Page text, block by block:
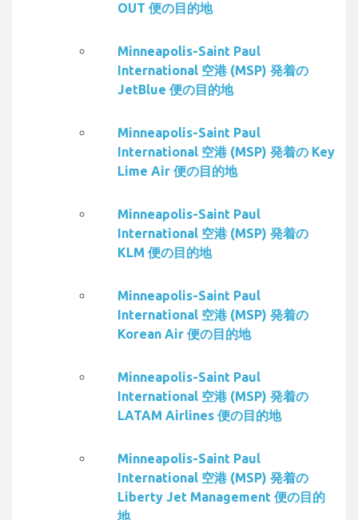
OUT 便の目的地
Minneapolis-Saint Paul
International 空港 (MSP) 発着の
JetBlue 便の目的地
Minneapolis-Saint Paul
International 空港 (MSP) 発着の Key
Lime Air 便の目的地
Minneapolis-Saint Paul
International 空港 (MSP) 発着の
KLM 便の目的地
Minneapolis-Saint Paul
International 空港 (MSP) 発着の
Korean Air 便の目的地
Minneapolis-Saint Paul
International 空港 (MSP) 発着の
LATAM Airlines 便の目的地
Minneapolis-Saint Paul
International 空港 (MSP) 発着の
Liberty Jet Management 便の目的
地